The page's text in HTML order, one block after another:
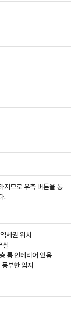
지므로 우측 버튼을 통
.
세권 위치
실
룸 인테리어 있음
부한 입지